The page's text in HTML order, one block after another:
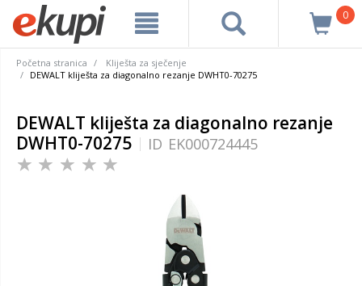
0
Početna stranica
Kliješta za sječenje
DEWALT kliješta za diagonalno rezanje DWHT0-70275
DEWALT kliješta za diagonalno rezanje
DWHT0-70275
ID EK000724445